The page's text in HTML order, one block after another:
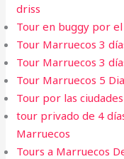
driss
Tour en buggy por
Tour Marruecos 3
Tour Marruecos 3
Tour Marruecos 5
Tour por las
tour privado de 4
Marruecos
Tours a Marruecos